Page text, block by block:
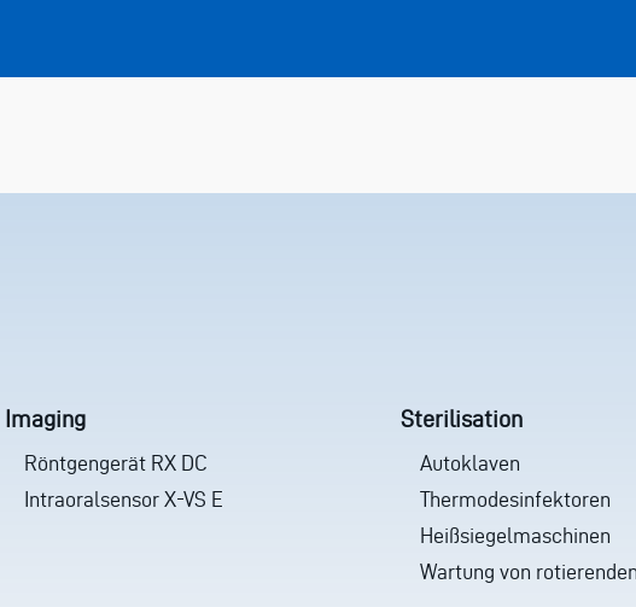
Imaging
Röntgengerät RX DC
Intraoralsensor X-VS E
Sterilisation
Autoklaven
Thermodesinfektoren
Heißsiegelmaschinen
Wartung von